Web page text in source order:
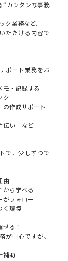
“カンタンな事務
ク業務など、
ただける内容で
ポート業務をお
モ・記録する
ク
の作成サポート
伝い など
で、少しずつで
由
から学べる
がフォロー
く環境
る！
が中心ですが、
補助